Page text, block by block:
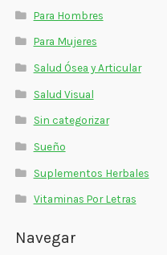
Para Hombres
Para Mujeres
Salud Ósea y Articular
Salud Visual
Sin categorizar
Sueño
Suplementos Herbales
Vitaminas Por Letras
Navegar